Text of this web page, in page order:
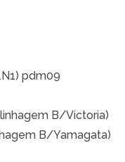
pdm09
B/Victoria)
B/Yamagata)